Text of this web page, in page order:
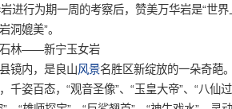
进行为期一周的考察后，赞美万华岩是“世
洞媲美”。
林——新宁玉女岩
内，是良山风景名胜区新绽放的一朵奇葩
千姿百态，“观音圣像”、“玉皇大帝”、“八仙